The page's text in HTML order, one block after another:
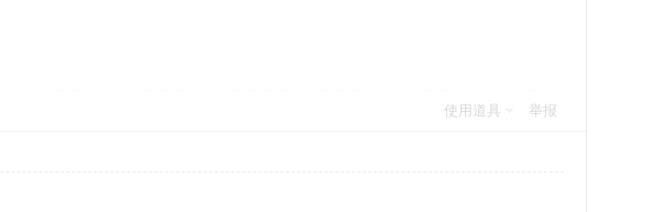
使用道具 举报